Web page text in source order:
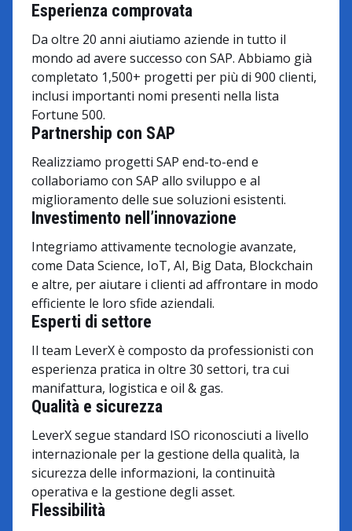
Esperienza comprovata
Da oltre 20 anni aiutiamo aziende in tutto il
mondo ad avere successo con SAP. Abbiamo già
completato 1,500+ progetti per più di 900 clienti,
inclusi importanti nomi presenti nella lista
Fortune 500.
Esperti di settore
Il team LeverX è composto da professionisti con
esperienza pratica in oltre 30 settori, tra cui
manifattura, logistica e oil & gas.
Partnership con SAP
Realizziamo progetti SAP end-to-end e
collaboriamo con SAP allo sviluppo e al
miglioramento delle sue soluzioni esistenti.
Qualità e sicurezza
LeverX segue standard ISO riconosciuti a livello
internazionale per la gestione della qualità, la
sicurezza delle informazioni, la continuità
operativa e la gestione degli asset.
Investimento nell’innovazione
Integriamo attivamente tecnologie avanzate,
come Data Science, IoT, AI, Big Data, Blockchain
e altre, per aiutare i clienti ad affrontare in modo
efficiente le loro sfide aziendali.
Flessibilità